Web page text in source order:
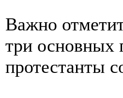
Важно
три основных
протестанты